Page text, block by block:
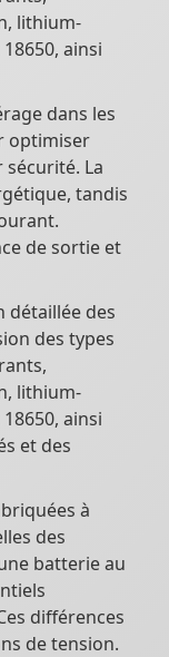
lithium-
ainsi
dans les
optimiser
La
tandis
de sortie et
détaillée des
des types
lithium-
ainsi
et des
à
des
batterie au
différences
de tension.